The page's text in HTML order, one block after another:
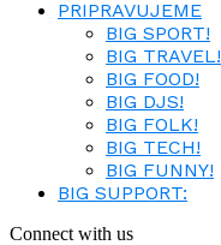
PRIPRAVUJEME
BIG SPORT!
BIG TRAVEL!
BIG FOOD!
BIG DJS!
BIG FOLK!
BIG TECH!
BIG FUNNY!
BIG SUPPORT:
Connect with us